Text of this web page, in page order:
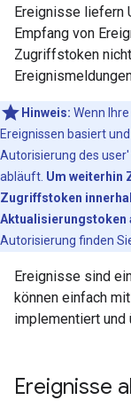
Ereignisse liefern
Empfang von
Zugriffstoken
Hinweis: Wenn
Ereignissen basiert
Autorisierung des
abläuft. Um weiterhin
Zugriffstoken
Aktualisierungstoken
Autorisierung finden
Ereignisse sind
können einfach
implementiert und
Ereignisse